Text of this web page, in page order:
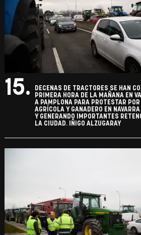
15.
DECENAS DE TRACTORES SE HAN
PRIMERA HORA DE LA MAÑANA EN
A PAMPLONA PARA PROTESTAR
AGRÍCOLA Y GANADERO EN
Y GENERANDO IMPORTANTES
LA CIUDAD. IÑIGO ALZUGARAY